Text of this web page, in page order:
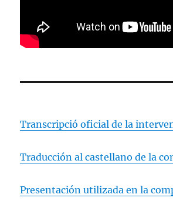
Transcripció oficial de la
Traducción al castellano de la
Presentación utilizada en la